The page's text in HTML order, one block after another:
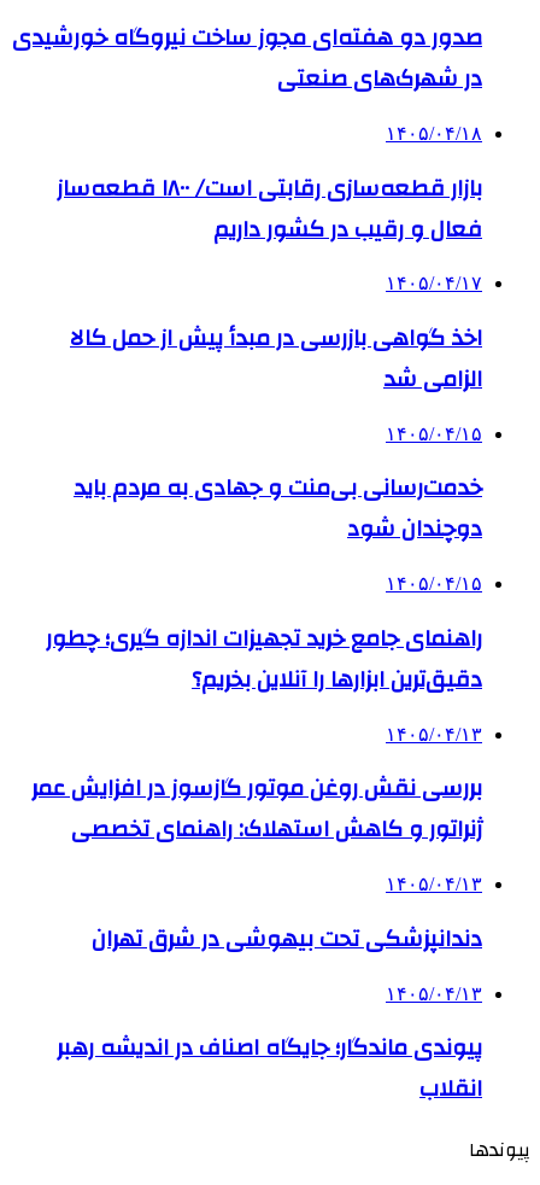
صدور دو هفته‌ای مجوز ساخت نیروگاه خورشیدی
در شهرک‌های صنعتی
۱۴۰۵/۰۴/۱۸
بازار قطعه‌سازی رقابتی است/ ۱۸۰۰ قطعه‌ساز
فعال و رقیب در کشور داریم
۱۴۰۵/۰۴/۱۷
اخذ گواهی بازرسی در مبدأ پیش از حمل کالا
الزامی شد
۱۴۰۵/۰۴/۱۵
خدمت‌رسانی بی‌منت و جهادی به مردم باید
دوچندان شود
۱۴۰۵/۰۴/۱۵
راهنمای جامع خرید تجهیزات اندازه گیری؛ چطور
دقیق‌ترین ابزارها را آنلاین بخریم؟
۱۴۰۵/۰۴/۱۳
بررسی نقش روغن موتور گازسوز در افزایش عمر
ژنراتور و کاهش استهلاک: راهنمای تخصصی
۱۴۰۵/۰۴/۱۳
دندانپزشکی تحت بیهوشی در شرق تهران
۱۴۰۵/۰۴/۱۳
پیوندی ماندگار؛ جایگاه اصناف در اندیشه رهبر
انقلاب
پیوندها